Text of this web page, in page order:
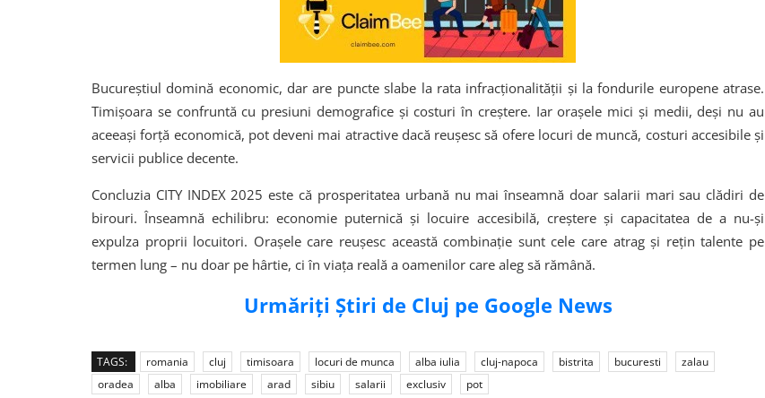
Bucureștiul domină economic, dar are puncte slabe la rata infracționalității și la fondurile europene atrase.
Timișoara se confruntă cu presiuni demografice și costuri în creștere. Iar orașele mici și medii, deși nu au
aceeași forță economică, pot deveni mai atractive dacă reușesc să ofere locuri de muncă, costuri accesibile și
servicii publice decente.
Concluzia CITY INDEX 2025 este că prosperitatea urbană nu mai înseamnă doar salarii mari sau clădiri de
birouri. Înseamnă echilibru: economie puternică și locuire accesibilă, creștere și capacitatea de a nu-și
expulza proprii locuitori. Orașele care reușesc această combinație sunt cele care atrag și rețin talente pe
termen lung – nu doar pe hârtie, ci în viața reală a oamenilor care aleg să rămână.
Urmăriți Știri de Cluj pe Google News
TAGS: romania cluj timisoara locuri de munca alba iulia cluj-napoca bistrita bucuresti
zalau
oradea
alba imobiliare arad sibiu salarii exclusiv pot